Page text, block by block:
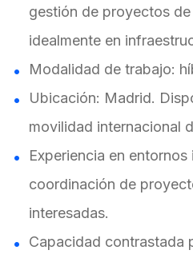
gestión de proyectos
idealmente en
Modalidad de trabajo:
Ubicación: Madrid.
movilidad internacional
Experiencia en
coordinación de
interesadas.
Capacidad contrastada